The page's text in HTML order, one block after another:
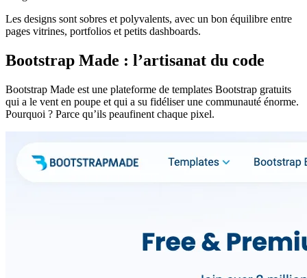
Les designs sont sobres et polyvalents, avec un bon équilibre entre
pages vitrines, portfolios et petits dashboards.
Bootstrap Made : l’artisanat du code
Bootstrap Made est une plateforme de templates Bootstrap gratuits
qui a le vent en poupe et qui a su fidéliser une communauté énorme.
Pourquoi ? Parce qu’ils peaufinent chaque pixel.